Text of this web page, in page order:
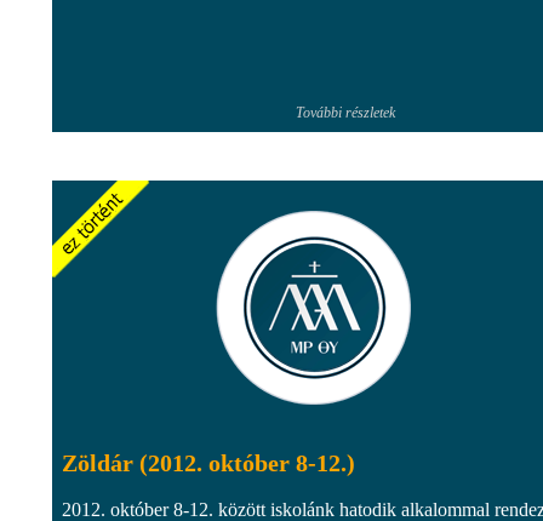
További részletek
Zöldár (2012. október 8-12.)
2012. október 8-12. között iskolánk hatodik alkalommal